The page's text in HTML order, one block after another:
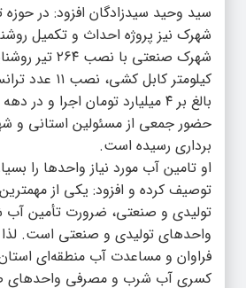
سید وحید سیدزادگان افزود: در حوزه
کیلومتر کابل
بالغ بر ۴ میلیارد تومان اجرا و
حضور جمعی از مسئولین استانی و
برداری رسیده است.
او تامین آب مورد نیاز واحدها را
توصیف کرده و افزود: یکی از
تولیدی و صنعتی، ضرورت تأمین
واحدهای تولیدی و صنعتی است. لذا
فراوان و مساعدت آب منطقه‌ای
کسری آب شرب و مصرفی واحدهای